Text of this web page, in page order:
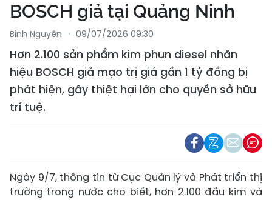
BOSCH giả tại Quảng Ninh
Bình Nguyên 09/07/2026 09:30
Hơn 2.100 sản phẩm kim phun diesel nhãn
hiệu BOSCH giả mạo trị giá gần 1 tỷ đồng bị
phát hiện, gây thiệt hại lớn cho quyền sở hữu
trí tuệ.
Ngày 9/7, thông tin từ Cục Quản lý và Phát triển thị
trường trong nước cho biết, hơn 2.100 đầu kim và